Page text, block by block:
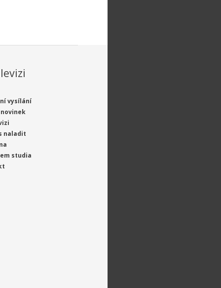
vysílání
naladit
studia